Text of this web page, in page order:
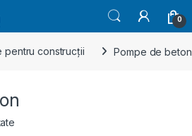
0
pentru construcții Pompe de beton
Sortat după popularitate